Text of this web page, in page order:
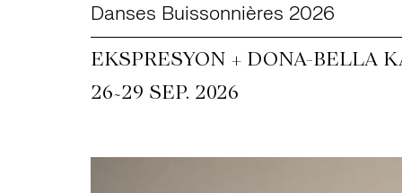
Danses Buissonnières 2026
EKSPRESYON + DONA-BELLA
26~29 SEP. 2026